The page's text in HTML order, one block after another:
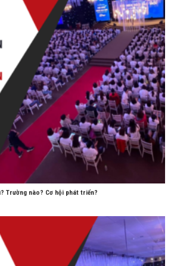
Trường nào? Cơ hội phát triển?